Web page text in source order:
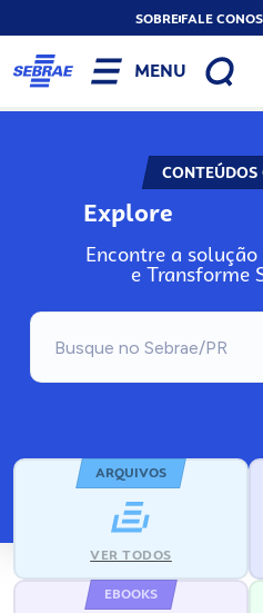
SOBREFALE
MENU
CONTEÚDOS
Explore
Encontre a
e Transforme
ARQUIVOS
VER TODOS
EBOOKS